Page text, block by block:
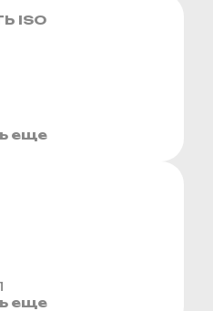
ISO
еще
еще